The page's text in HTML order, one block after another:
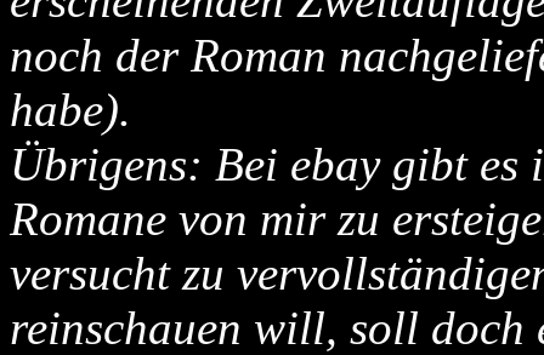
noch der Roman
habe).
Übrigens: Bei ebay gibt es
Romane von mir zu
versucht zu
reinschauen will, soll